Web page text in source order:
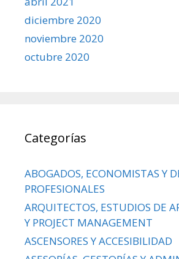
diciembre 2020
noviembre 2020
octubre 2020
Categorías
ABOGADOS, ECONOMISTAS Y
PROFESIONALES
ARQUITECTOS, ESTUDIOS DE
Y PROJECT MANAGEMENT
ASCENSORES Y ACCESIBILIDAD